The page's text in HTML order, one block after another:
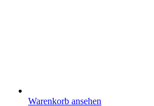
Warenkorb ansehen